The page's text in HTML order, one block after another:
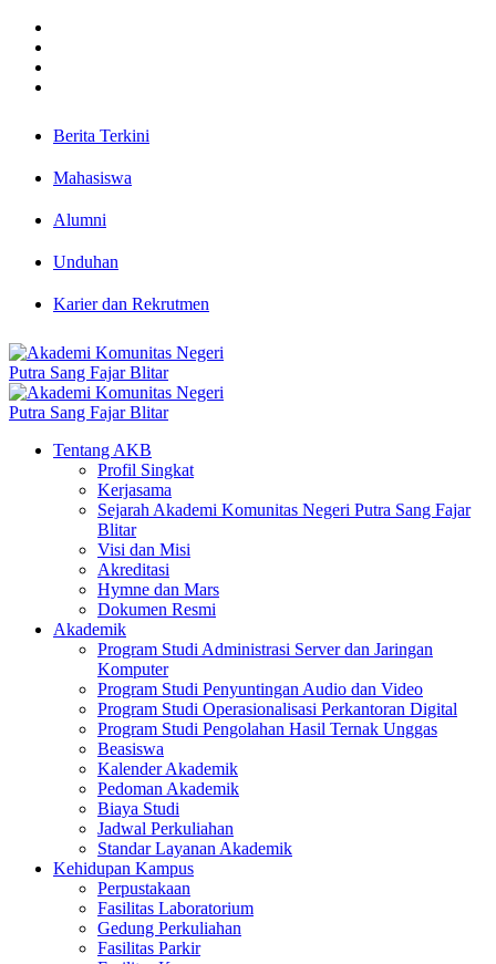
Berita Terkini
Mahasiswa
Alumni
Unduhan
Karier dan Rekrutmen
Tentang AKB
Profil Singkat
Kerjasama
Sejarah Akademi Komunitas Negeri Putra Sang Fajar
Blitar
Visi dan Misi
Akreditasi
Hymne dan Mars
Dokumen Resmi
Akademik
Program Studi Administrasi Server dan Jaringan
Komputer
Program Studi Penyuntingan Audio dan Video
Program Studi Operasionalisasi Perkantoran Digital
Program Studi Pengolahan Hasil Ternak Unggas
Beasiswa
Kalender Akademik
Pedoman Akademik
Biaya Studi
Jadwal Perkuliahan
Standar Layanan Akademik
Kehidupan Kampus
Perpustakaan
Fasilitas Laboratorium
Gedung Perkuliahan
Fasilitas Parkir